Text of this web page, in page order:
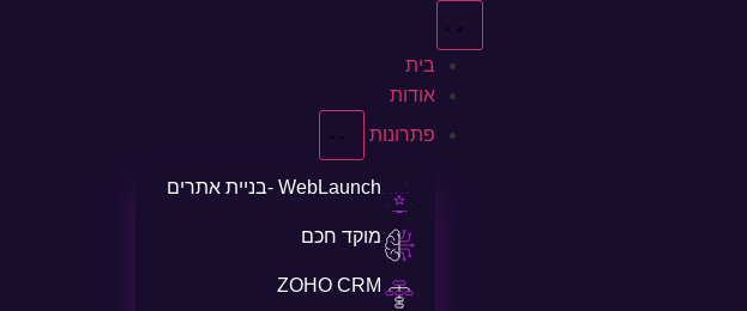
בית
אודות
פתרונות
WebLaunch -בניית אתרים
מוקד חכם
ZOHO CRM